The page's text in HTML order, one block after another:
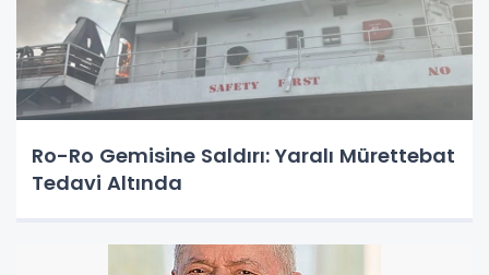
Ro-Ro Gemisine Saldırı: Yaralı Mürettebat
Tedavi Altında